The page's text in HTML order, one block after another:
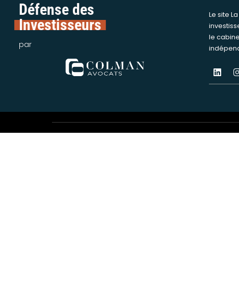
Défense des
Investisseurs
par
Le site
le
Nous
victimes